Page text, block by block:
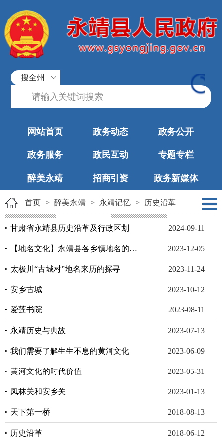
搜全州
网站首页 政务动态 政务公开
政务服务 政民互动 专题专栏
醉美永靖 招商引资 政务新媒体
首页 > 醉美永靖 > 永靖记忆 > 历史沿革
甘肃省永靖县历史沿革及行政区划 2024-09-11
【地名文化】永靖县各乡镇地名的来源 2023-12-05
太极川“古城村”地名来历的探寻 2023-11-24
安乡古城 2023-10-12
爱莲书院 2023-08-11
永靖历史与典故 2023-07-13
我们需要了解生生不息的黄河文化 2023-06-09
黄河文化的时代价值 2023-05-31
凤林关和安乡关 2023-01-13
天下第一桥 2018-08-13
历史沿革 2018-06-12